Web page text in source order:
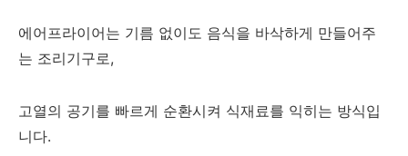
에어프라이어는 기름 없이도 음식을 바삭하게 만들어주
는 조리기구로,
고열의 공기를 빠르게 순환시켜 식재료를 익히는 방식입
니다.